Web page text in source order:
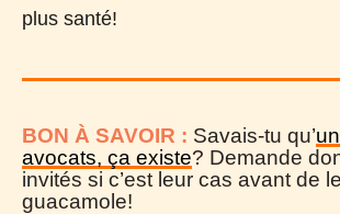
plus santé!
BON À SAVOIR : Savais-tu qu’
avocats, ça existe? Demande
invités si c’est leur cas avant de
guacamole!